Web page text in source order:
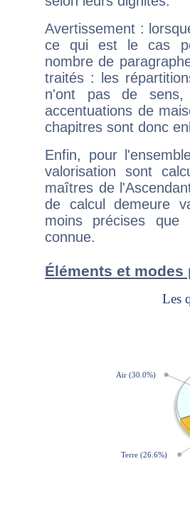
Avertissement :
ce qui est le cas
nombre de
traités : les
n'ont pas de sens,
accentuations de
chapitres sont donc
Enfin, pour
valorisation sont
maîtres de
de calcul demeure
moins précises que
connue.
Éléments et